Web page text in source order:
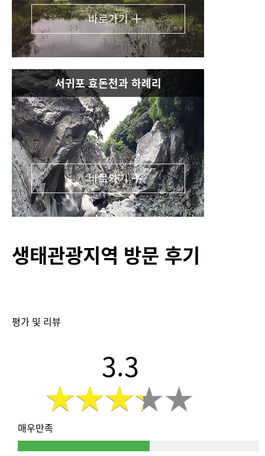
바로가기
서귀포 효돈천과 하례리
바로가기
생태관광지역 방문 후기
평가 및 리뷰
3.3
매우만족